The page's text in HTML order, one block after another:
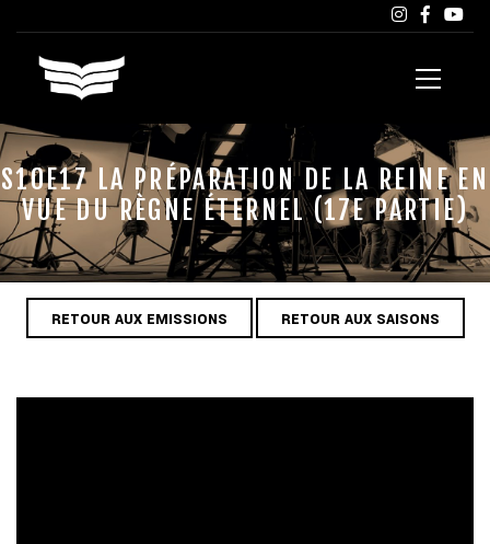
S10E17 LA PRÉPARATION DE LA REINE EN
VUE DU RÈGNE ÉTERNEL (17E PARTIE)
RETOUR AUX EMISSIONS RETOUR AUX SAISONS